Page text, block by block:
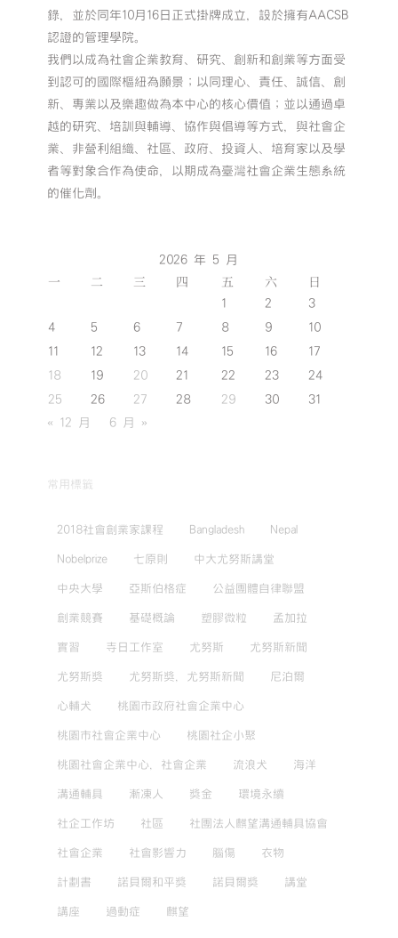
響
力
組】〉
錄，並於同年10月16日正式掛牌成立，設於擁有AACSB
認證的管理學院。
我們以成為社會企業教育、研究、創新和創業等方面受
到認可的國際樞紐為願景；以同理心、責任、誠信、創
新、專業以及樂趣做為本中心的核心價值；並以通過卓
越的研究、培訓與輔導、協作與倡導等方式，與社會企
業、非營利組織、社區、政府、投資人、培育家以及學
者等對象合作為使命，以期成為臺灣社會企業生態系統
的催化劑。
2026 年 5 月
一 二 三 四 五 六 日
1 2
3
4
5 6 7 8 9
10
11
12 13 14 15 16
17
18
19 20 21 22 23
24
25
26 27 28 29 30
31
« 12 月
6 月 »
常用標籤
2018社會創業家課程 Bangladesh Nepal
Nobelprize 七原則 中大尤努斯講堂
中央大學 亞斯伯格症 公益團體自律聯盟
創業競賽 基礎概論 塑膠微粒 孟加拉
實習 寺日工作室 尤努斯 尤努斯新聞
尤努斯獎 尤努斯獎，尤努斯新聞 尼泊爾
心輔犬 桃園市政府社會企業中心
桃園市社會企業中心 桃園社企小聚
桃園社會企業中心，社會企業 流浪犬 海洋
溝通輔具 漸凍人 獎金 環境永續
社企工作坊 社區 社團法人麒望溝通輔具協會
社會企業 社會影響力 腦傷 衣物
計劃書 諾貝爾和平獎 諾貝爾獎 講堂
講座 過動症 麒望